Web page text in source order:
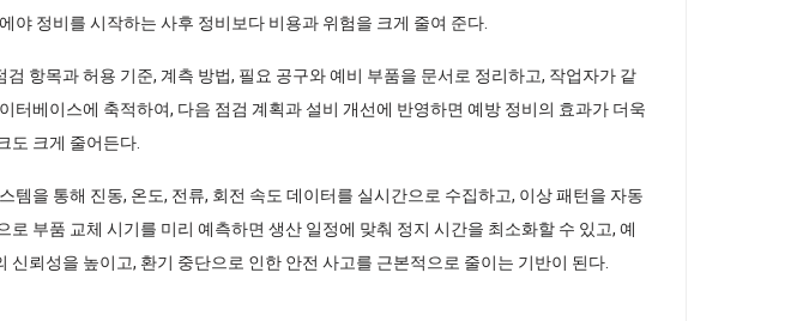
야 정비를 시작하는 사후 정비보다 비용과 위험을 크게 줄여 준다.
항목과 허용 기준, 계측 방법, 필요 공구와 예비 부품을 문서로 정리하고, 작업자가 같
베이스에 축적하여, 다음 점검 계획과 설비 개선에 반영하면 예방 정비의 효과가 더욱
도 크게 줄어든다.
을 통해 진동, 온도, 전류, 회전 속도 데이터를 실시간으로 수집하고, 이상 패턴을 자동
부품 교체 시기를 미리 예측하면 생산 일정에 맞춰 정지 시간을 최소화할 수 있고, 예
뢰성을 높이고, 환기 중단으로 인한 안전 사고를 근본적으로 줄이는 기반이 된다.